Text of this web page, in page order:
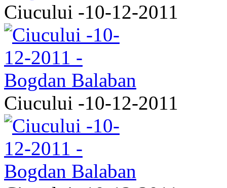
Ciucului -10-12-2011
Ciucului -10-12-2011